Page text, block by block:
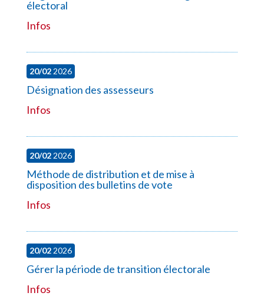
électoral
Infos
20/022026
Désignation des assesseurs
Infos
20/022026
Méthode de distribution et de mise à
disposition des bulletins de vote
Infos
20/022026
Gérer la période de transition électorale
Infos